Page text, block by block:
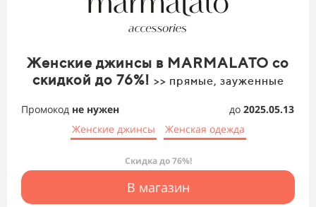
Женские джинсы в MARMALATO со
скидкой до 76%! >> прямые, зауженные
Промокод не нужен до 2025.05.13
Женские джинсы
Женская одежда
Скидка до 76%!
В магазин